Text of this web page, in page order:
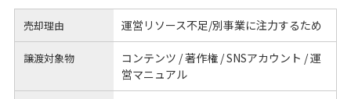
売却理由 運営リソース不足/別事業に注力するため
譲渡対象物
コンテンツ / 著作権 / SNSアカウント / 運
営マニュアル